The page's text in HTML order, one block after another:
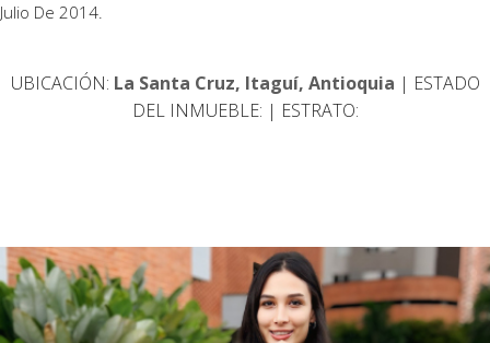
Julio De 2014.
UBICACIÓN: La Santa Cruz, Itaguí, Antioquia | ESTADO
DEL INMUEBLE: | ESTRATO: